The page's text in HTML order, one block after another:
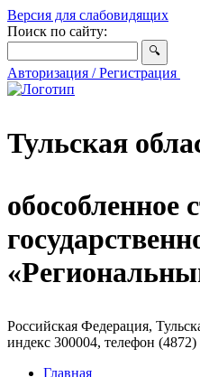
Версия для слабовидящих
Поиск по сайту:
Авторизация / Регистрация
Тульская
обособленное
Российская Федерация,
индекс 300004, телефон
Главная